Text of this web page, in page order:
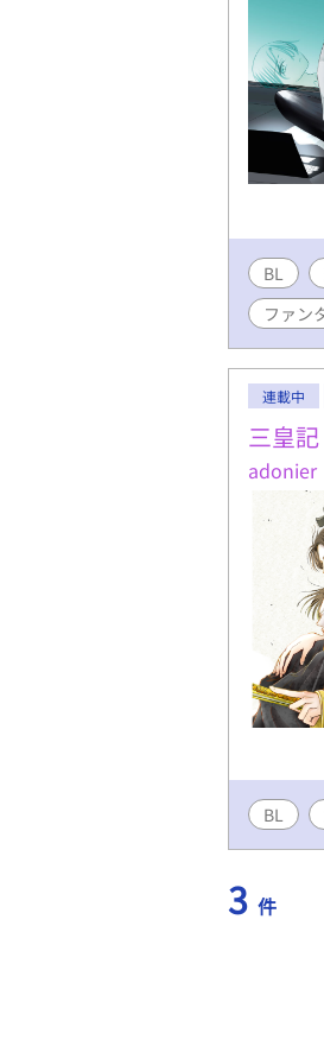
BL
ファン
連載中
三皇記
adonier
BL
3 件